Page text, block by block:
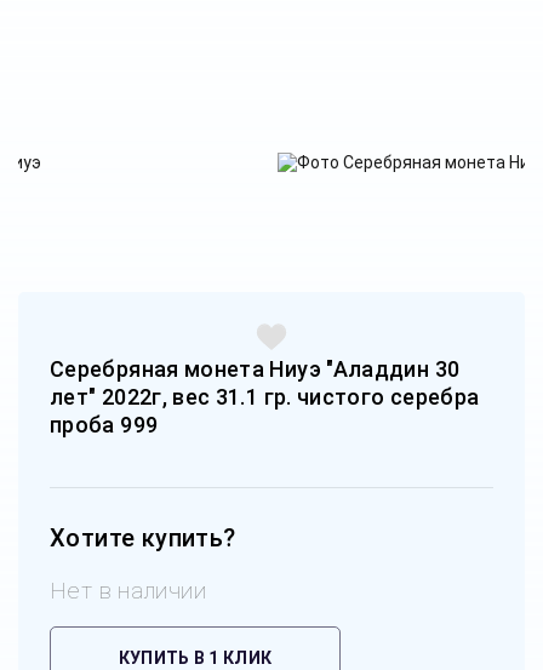
Серебряная монета Ниуэ "Аладдин 30
лет" 2022г, вес 31.1 гр. чистого серебра
проба 999
Хотите купить?
Нет в наличии
КУПИТЬ В 1 КЛИК